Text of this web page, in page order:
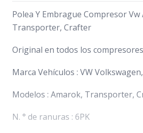
Polea Y Embrague Compresor Vw
Transporter, Crafter
Original en todos los
Marca Vehículos : VW
Modelos : Amarok, Transporter,
N. ° de ranuras : 6PK